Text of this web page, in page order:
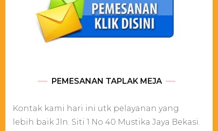
PEMESANAN TAPLAK MEJA
Kontak kami hari ini utk pelayanan yang
lebih baik Jln. Siti 1 No 40 Mustika Jaya Bekasi.